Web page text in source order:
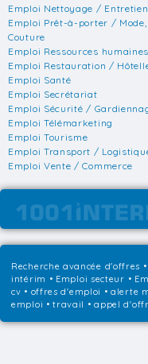
Emploi Nettoyage / Entretien
Emploi Prêt-à-porter / Mode,
Couture
Emploi Ressources humaines
Emploi Restauration /
Emploi Santé
Emploi Secrétariat
Emploi Sécurité /
Emploi Télémarketing
Emploi Tourisme
Emploi Transport /
Emploi Vente / Commerce
Recherche avancée d'offres
intérim • Emploi secteur •
cv • offres d'emploi • alerte
emploi • travail • appel